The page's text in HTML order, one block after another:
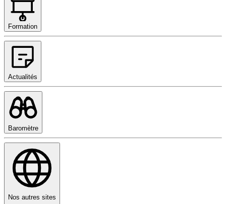
Formation
Actualités
Baromètre
Nos autres sites